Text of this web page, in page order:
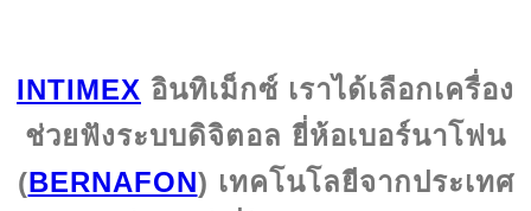
INTIMEX อินทิเม็กซ์ เราได้เลือกเครื่อง
ช่วยฟังระบบดิจิตอล ยี่ห้อเบอร์นาโฟน
(BERNAFON) เทคโนโลยีจากประเทศ